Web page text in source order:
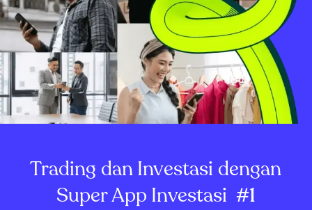
Trading dan Investasi dengan
Super App Investasi #1